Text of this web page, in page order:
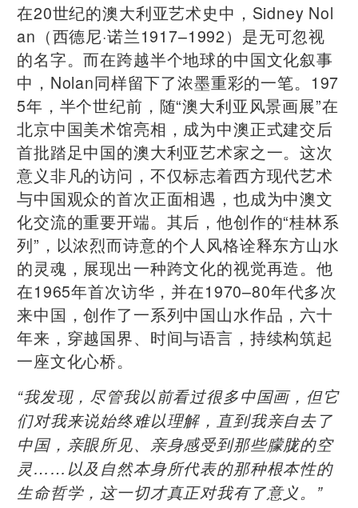
在20世纪的澳大利亚艺术史中，Sidney Nol
an（西德尼·诺兰1917–1992）是无可忽视
的名字。而在跨越半个地球的中国文化叙事
中，Nolan同样留下了浓墨重彩的一笔。197
5年，半个世纪前，随“澳大利亚风景画展”在
北京中国美术馆亮相，成为中澳正式建交后
首批踏足中国的澳大利亚艺术家之一。这次
意义非凡的访问，不仅标志着西方现代艺术
与中国观众的首次正面相遇，也成为中澳文
化交流的重要开端。其后，他创作的“桂林系
列”，以浓烈而诗意的个人风格诠释东方山水
的灵魂，展现出一种跨文化的视觉再造。他
在1965年首次访华，并在1970–80年代多次
来中国，创作了一系列中国山水作品，六十
年来，穿越国界、时间与语言，持续构筑起
一座文化心桥。
“我发现，尽管我以前看过很多中国画，但它
们对我来说始终难以理解，直到我亲自去了
中国，亲眼所见、亲身感受到那些朦胧的空
灵……以及自然本身所代表的那种根本性的
生命哲学，这一切才真正对我有了意义。”